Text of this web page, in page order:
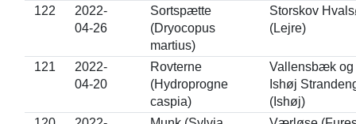
122
2022-
04-26
Sortspætte
(Dryocopus
martius)
Storskov
(Lejre)
121
2022-
04-20
Rovterne
(Hydroprogne
caspia)
Vallensbæk og
Ishøj
(Ishøj)